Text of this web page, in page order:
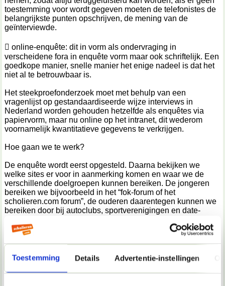
Toestemming Details Advertentie-instellingen
toestemming voor wordt gegeven moeten de telefonistes de
belangrijkste punten opschrijven, de mening van de
geïnterviewde.
 online-enquête: dit in vorm als ondervraging in
verscheidene fora in enquête vorm maar ook schriftelijk. Een
goedkope manier, snelle manier het enige nadeel is dat het
niet al te betrouwbaar is.
Het steekproefonderzoek moet met behulp van een
vragenlijst op gestandaardiseerde wijze interviews in
Nederland worden gehouden hetzelfde als enquêtes via
papiervorm, maar nu online op het intranet, dit wederom
voornamelijk kwantitatieve gegevens te verkrijgen.
Hoe gaan we te werk?
De enquête wordt eerst opgesteld. Daarna bekijken we
welke sites er voor in aanmerking komen en waar we de
verschillende doelgroepen kunnen bereiken. De jongeren
bereiken we bijvoorbeeld in het “fok-forum of het
scholieren.com forum”, de ouderen daarentegen kunnen we
bereiken door bij autoclubs, sportverenigingen en date-
kleine pop-up verschijnen waar de beginpagina van de
enquête verschijnt. Als mensen daarop klikken en met de
voorwaarden toestemmen worden ze doorverwezen naar de
volgende pagina, de enquête. Men kan met een muisklik
laten zien waar men voor kiest.